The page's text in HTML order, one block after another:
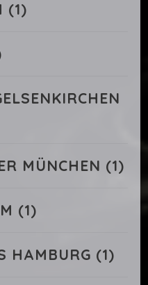
(1)
MÜNCHEN (1)
(1)
HAMBURG (1)